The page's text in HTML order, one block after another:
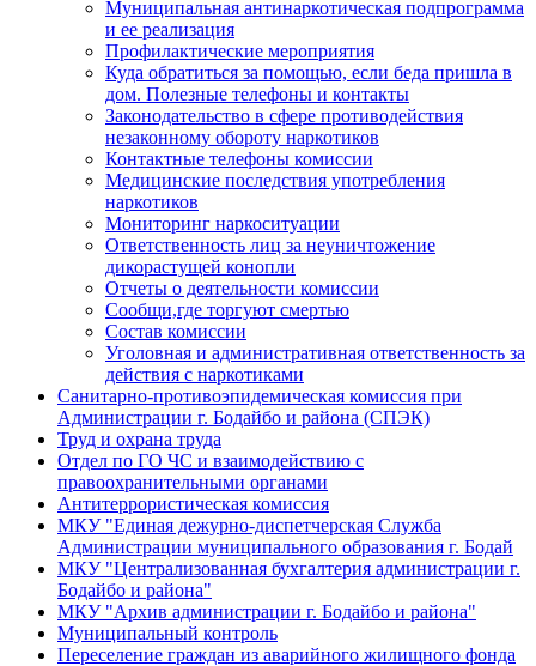
Муниципальная антинаркотическая подпрограмма
и ее реализация
Профилактические мероприятия
Куда обратиться за помощью, если беда пришла в
дом. Полезные телефоны и контакты
Законодательство в сфере противодействия
незаконному обороту наркотиков
Контактные телефоны комиссии
Медицинские последствия употребления
наркотиков
Мониторинг наркоситуации
Ответственность лиц за неуничтожение
дикорастущей конопли
Отчеты о деятельности комиссии
Сообщи,где торгуют смертью
Состав комиссии
Уголовная и административная ответственность за
действия с наркотиками
Санитарно-противоэпидемическая комиссия при
Администрации г. Бодайбо и района (СПЭК)
Труд и охрана труда
Отдел по ГО ЧС и взаимодействию с
правоохранительными органами
Антитеррористическая комиссия
МКУ "Единая дежурно-диспетчерская Служба
Администрации муниципального образования г. Бодай
МКУ "Централизованная бухгалтерия администрации г.
Бодайбо и района"
МКУ "Архив администрации г. Бодайбо и района"
Муниципальный контроль
Переселение граждан из аварийного жилищного фонда